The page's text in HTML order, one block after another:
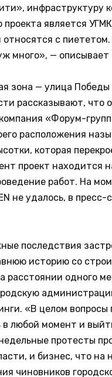
инфраструктуру
проекта является
относятся с
много», —
зона — улица
рассказывают,
«Форум-
расположения
которая
проект находится
работ. На
не удалось, в
последствия
историю со
расстоянии одного
«В целом вопросы
любой момент и
протесты
и бизнес, что на
чиновников